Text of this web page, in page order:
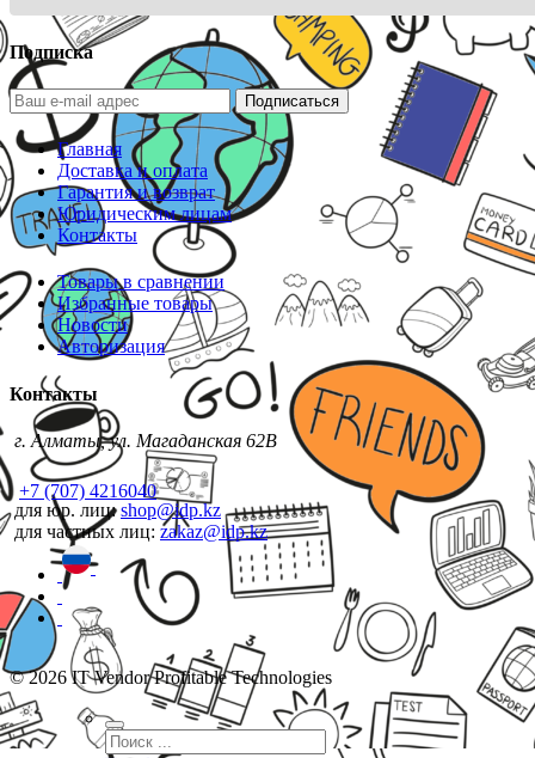
Подписка
Подписаться
Главная
Доставка и оплата
Гарантия и возврат
Юридическим лицам
Контакты
Товары в сравнении
Избранные товары
Новости
Авторизация
Контакты
г. Алматы, ул. Магаданская 62В
+7 (707) 4216040
для юр. лиц:shop@idp.kz
для частных лиц: zakaz@idp.kz
© 2026 IT Vendor Profitable Technologies